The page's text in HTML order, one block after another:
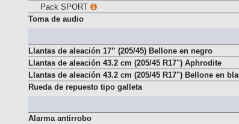
Pack SPORT
Toma de audio
Llantas de aleación 17” (205/45) Bellone en negro
Llantas de aleación 43.2 cm (205/45 R17") Aphrodite
Llantas de aleación 43.2 cm (205/45 R17") Bellone en
Rueda de repuesto tipo galleta
Alarma antirrobo